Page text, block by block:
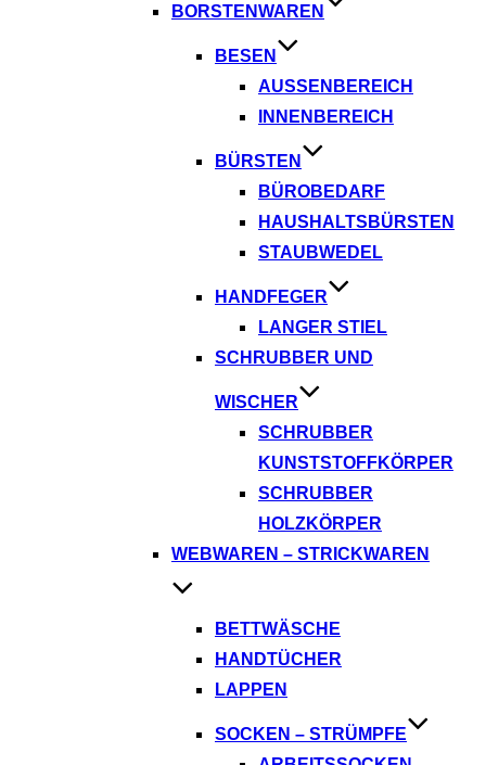
BORSTENWAREN
BESEN
AUSSENBEREICH
INNENBEREICH
BÜRSTEN
BÜROBEDARF
HAUSHALTSBÜRSTEN
STAUBWEDEL
HANDFEGER
LANGER STIEL
SCHRUBBER UND
WISCHER
SCHRUBBER
KUNSTSTOFFKÖRPER
SCHRUBBER
HOLZKÖRPER
WEBWAREN – STRICKWAREN
BETTWÄSCHE
HANDTÜCHER
LAPPEN
SOCKEN – STRÜMPFE